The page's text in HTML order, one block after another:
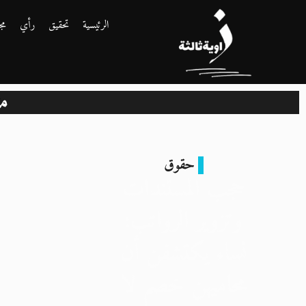
الرئيسية تحقيق رأي
حقوق